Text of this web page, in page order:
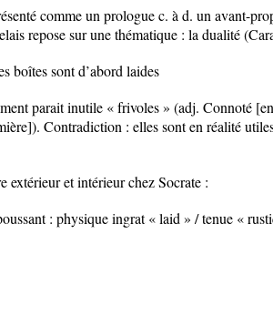
comme un prologue c. à d. un avant-
repose sur une thématique : la dualité
boîtes sont d’abord laides
parait inutile « frivoles » (adj. Connoté
Contradiction : elles sont en réalité
extérieur et intérieur chez Socrate :
: physique ingrat « laid » / tenue «